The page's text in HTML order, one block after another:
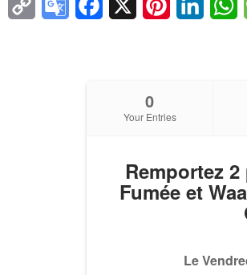
Copy GoogleFacebook
X Pinterest